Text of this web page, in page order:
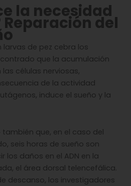
la necesidad
Reparación del
de pez cebra los
que la acumulación
las células nerviosas,
de la actividad
induce el sueño y la
que, en el caso del
seis horas de sueño son
los daños en el ADN en la
el área dorsal telencefálica.
descanso, los investigadores